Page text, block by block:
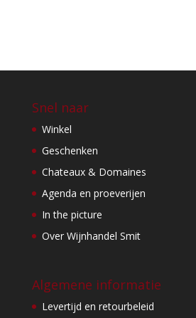
Snel naar
Winkel
Geschenken
Chateaux & Domaines
Agenda en proeverijen
In the picture
Over Wijnhandel Smit
Algemene informatie
Levertijd en retourbeleid